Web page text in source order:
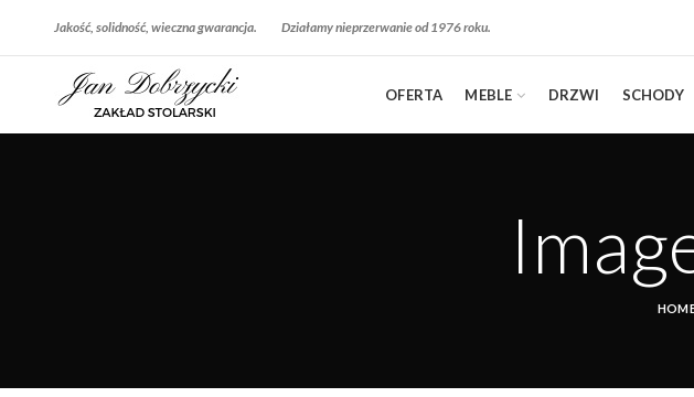
Jakość, solidność, wieczna gwarancja. Działamy nieprzerwanie od 1976 roku.
OFERTA MEBLE DRZWI SCHODY